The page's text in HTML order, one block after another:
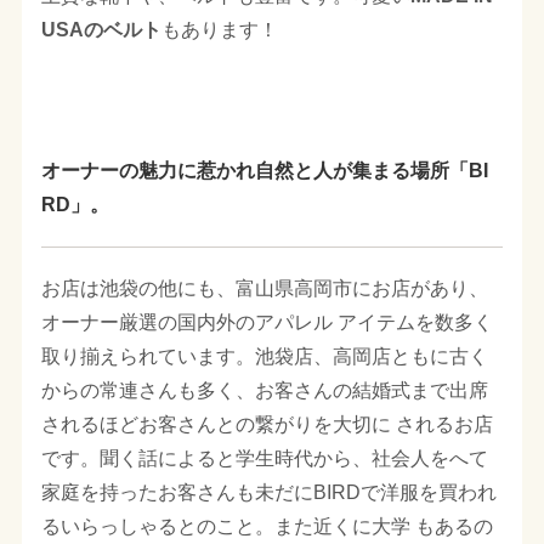
USAのベルト もあります！
オーナーの魅力に惹かれ自然と人が集まる場所「BI
RD」。
お店は池袋の他にも、富山県高岡市にお店があり、
オーナー厳選の国内外のアパレル アイテムを数多く
取り揃えられています。池袋店、高岡店ともに古く
からの常連さんも多く、お客さんの結婚式まで出席
されるほどお客さんとの繋がりを大切に されるお店
です。聞く話によると学生時代から、社会人をへて
家庭を持ったお客さんも未だにBIRDで洋服を買われ
るいらっしゃるとのこと。また近くに大学 もあるの